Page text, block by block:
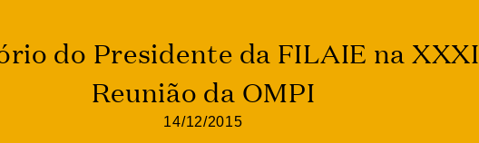
do Presidente da FILAIE na XXXI
Reunião da OMPI
14/12/2015